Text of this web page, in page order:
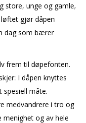
store, unge og gamle,
gjør dåpen
dag som bærer
frem til døpefonten.
I dåpen knyttes
spesiell måte.
medvandrere i tro og
menighet og av hele